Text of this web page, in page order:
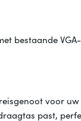
bestaande
voor uw
past,